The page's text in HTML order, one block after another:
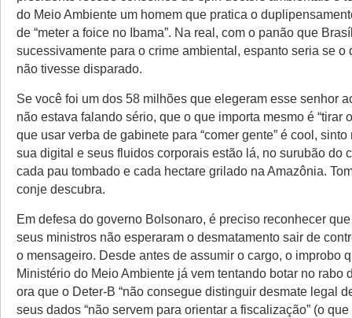
do Meio Ambiente um homem que pratica o
de “meter a foice no Ibama”. Na real, com o panão que
sucessivamente para o crime ambiental, espanto seria se o
não tivesse disparado.
Se você foi um dos 58 milhões que elegeram esse senhor
não estava falando sério, que o que importa mesmo é “tirar
que usar verba de gabinete para “comer gente” é cool,
sua digital e seus fluidos corporais estão lá, no surubão do
cada pau tombado e cada hectare grilado na Amazônia.
conje descubra.
Em defesa do governo Bolsonaro, é preciso reconhecer
seus ministros não esperaram o desmatamento sair de
o mensageiro. Desde antes de assumir o cargo, o improbo
Ministério do Meio Ambiente já vem tentando botar no rabo
ora que o Deter-B “não consegue distinguir desmate legal
seus dados “não servem para orientar a fiscalização” (o